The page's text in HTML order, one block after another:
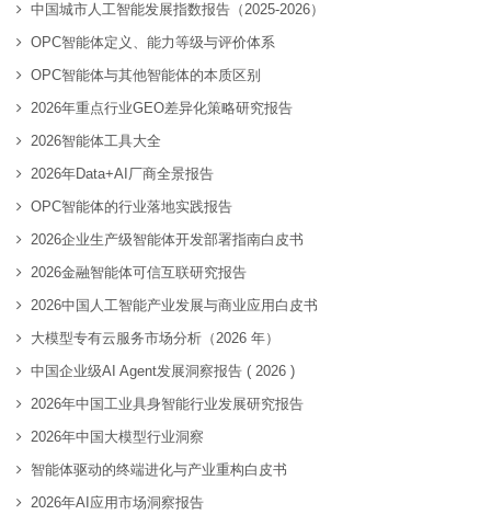
中国城市人工智能发展指数报告（2025-2026）
OPC智能体定义、能力等级与评价体系
OPC智能体与其他智能体的本质区别
2026年重点行业GEO差异化策略研究报告
2026智能体工具大全
2026年Data+AI厂商全景报告
OPC智能体的行业落地实践报告
2026企业生产级智能体开发部署指南白皮书
2026金融智能体可信互联研究报告
2026中国人工智能产业发展与商业应用白皮书
大模型专有云服务市场分析（2026 年）
中国企业级AI Agent发展洞察报告 ( 2026 )
2026年中国工业具身智能行业发展研究报告
2026年中国大模型行业洞察
智能体驱动的终端进化与产业重构白皮书
2026年AI应用市场洞察报告